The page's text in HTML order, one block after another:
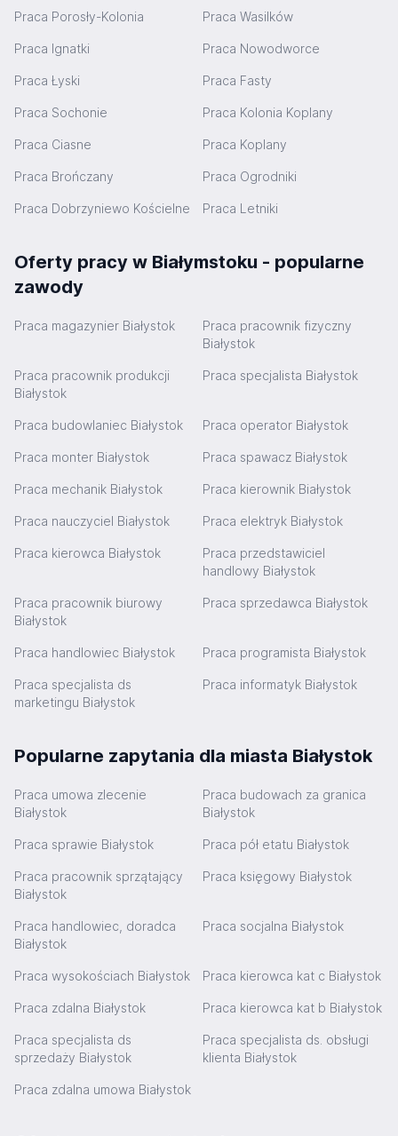
Praca Porosły-Kolonia Praca Wasilków
Praca Ignatki Praca Nowodworce
Praca Łyski Praca Fasty
Praca Sochonie Praca Kolonia Koplany
Praca Ciasne Praca Koplany
Praca Brończany Praca Ogrodniki
Praca Dobrzyniewo Kościelne Praca Letniki
Oferty pracy w Białymstoku - popularne
zawody
Praca magazynier Białystok
Praca pracownik fizyczny
Białystok
Praca pracownik produkcji
Białystok
Praca specjalista Białystok
Praca budowlaniec Białystok Praca operator Białystok
Praca monter Białystok Praca spawacz Białystok
Praca mechanik Białystok Praca kierownik Białystok
Praca nauczyciel Białystok Praca elektryk Białystok
Praca kierowca Białystok
Praca przedstawiciel
handlowy Białystok
Praca pracownik biurowy
Białystok
Praca sprzedawca Białystok
Praca handlowiec Białystok Praca programista Białystok
Praca specjalista ds
marketingu Białystok
Praca informatyk Białystok
Popularne zapytania dla miasta Białystok
Praca umowa zlecenie
Białystok
Praca budowach za granica
Białystok
Praca sprawie Białystok Praca pół etatu Białystok
Praca pracownik sprzątający
Białystok
Praca księgowy Białystok
Praca handlowiec, doradca
Białystok
Praca socjalna Białystok
Praca wysokościach Białystok Praca kierowca kat c Białystok
Praca zdalna Białystok Praca kierowca kat b Białystok
Praca specjalista ds
sprzedaży Białystok
Praca specjalista ds. obsługi
klienta Białystok
Praca zdalna umowa Białystok